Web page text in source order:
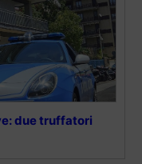
due truffatori